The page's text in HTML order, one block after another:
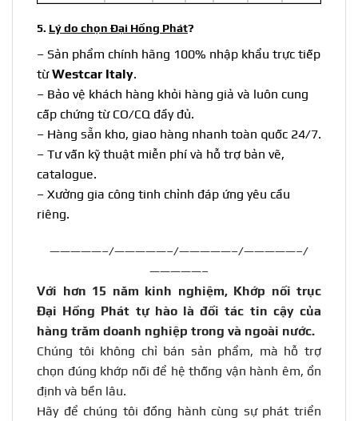
5. Lý do chọn Đại Hồng Phát?
– Sản phẩm chính hãng 100% nhập khẩu trực tiếp
từWestcar Italy.
– Bảo vệ khách hàng khỏi hàng giả và luôn cung
cấp chứng từ CO/CQ đầy đủ.
– Hàng sẵn kho, giao hàng nhanh toàn quốc 24/7.
– Tư vấn kỹ thuật miễn phí và hỗ trợ bản vẽ,
catalogue.
– Xưởng gia công tinh chỉnh đáp ứng yêu cầu
riêng.
—————–/—————–/—————–/—————–/
—————–
Với hơn 15 năm kinh nghiệm, Khớp nối trục
Đại Hồng Phát tự hào là đối tác tin cậy của
hàng trăm doanh nghiệp trong và ngoài nước.
Chúng tôi không chỉ bán sản phẩm, mà hỗ trợ
chọn đúng khớp nối để hệ thống vận hành êm, ổn
định và bền lâu.
Hãy để chúng tôi đồng hành cùng sự phát triển